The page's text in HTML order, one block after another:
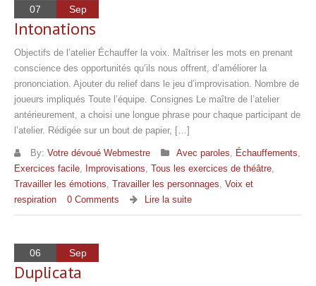
07 Sep
Intonations
Objectifs de l’atelier Échauffer la voix. Maîtriser les mots en prenant
conscience des opportunités qu’ils nous offrent, d’améliorer la
prononciation. Ajouter du relief dans le jeu d’improvisation. Nombre de
joueurs impliqués Toute l’équipe. Consignes Le maître de l’atelier
antérieurement, a choisi une longue phrase pour chaque participant de
l’atelier. Rédigée sur un bout de papier, […]
By: Votre dévoué Webmestre Avec paroles, Échauffements,
Exercices facile, Improvisations, Tous les exercices de théâtre,
Travailler les émotions, Travailler les personnages, Voix et
respiration
0 Comments Lire la suite
06 Sep
Duplicata